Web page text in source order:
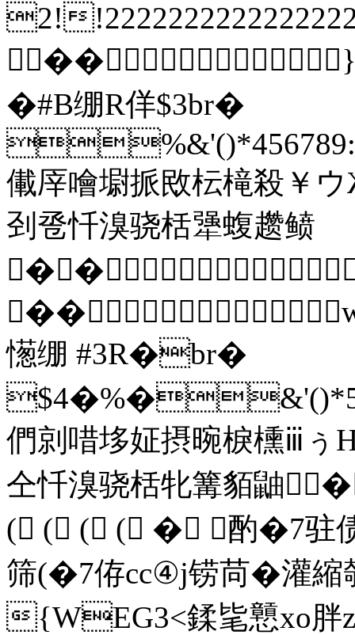
2!
�#B绷R佯$3br�
儎厗噲墛挀敃枟槞殺￥
刭卺忏溴骁栝犟蝮趱鲼
��
憽绷 #3R�br�
們剠唶垑姃摂晼棙櫄ⅲぅ
仝忏溴骁栝牝篝貊鼬
( ( ( ( � 酌�7驻债
筛(�7侟cc④j铹苘�
{WEG3<鍒毞戅xo胖